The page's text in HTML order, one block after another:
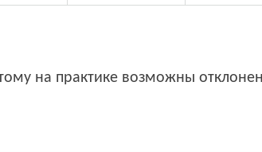
на практике возможны